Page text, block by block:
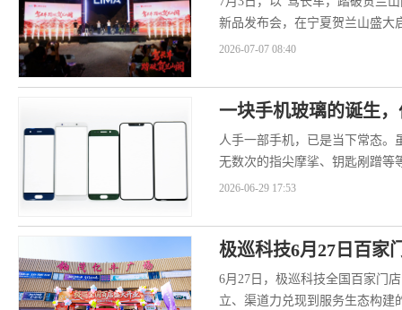
新品发布会，在宁夏贺兰山盛大
新里程碑。立马正式官...
2026-07-07 08:40
一块手机玻璃的诞生
人手一部手机，已是当下常态。
无数次的指尖摩挲、钥匙剐蹭等
璃盖板，是怎么做到如此耐造？
2026-06-29 17:53
极巡科技6月27日百家
6月27日，极巡科技全国百家门
立、渠道力兑现到服务生态构建